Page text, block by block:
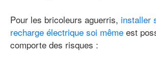
Pour les bricoleurs aguerris, installer
recharge électrique soi même est
comporte des risques :